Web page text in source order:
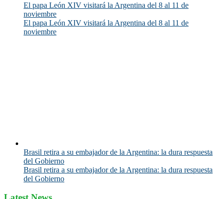
El papa León XIV visitará la Argentina del 8 al 11 de
noviembre
El papa León XIV visitará la Argentina del 8 al 11 de
noviembre
Brasil retira a su embajador de la Argentina: la dura respuesta
del Gobierno
Brasil retira a su embajador de la Argentina: la dura respuesta
del Gobierno